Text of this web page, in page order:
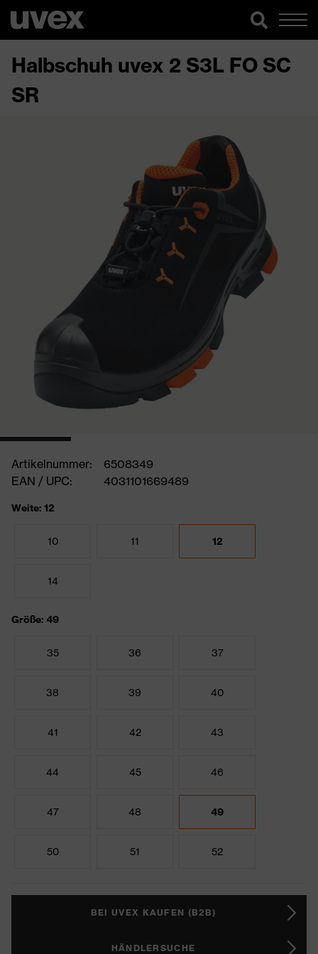
Halbschuh uvex 2 S3L FO SC
SR
Artikelnummer:
6508349
EAN / UPC:
4031101669489
Weite: 12
10 11 12
14
Größe: 49
35 36 37
38 39 40
41 42 43
44 45 46
47 48 49
50 51 52
BEI UVEX KAUFEN (B2B)
HÄNDLERSUCHE